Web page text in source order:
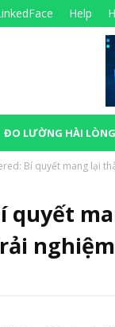
Help
ĐO LƯỜNG HÀI LÒNG
Bí quyết mang lại
quyết